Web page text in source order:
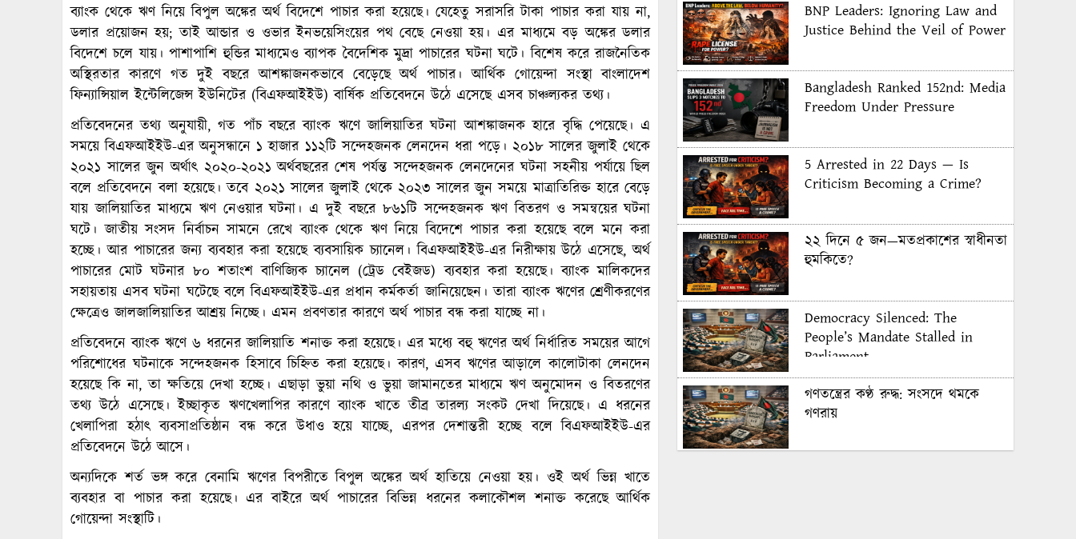
ব্যাংক থেকে ঋণ নিয়ে বিপুল অঙ্কের অর্থ বিদেশে পাচার করা হয়েছে। যেহেতু সরাসরি টাকা পাচার করা যায় না,
ডলার প্রয়োজন হয়; তাই আন্ডার ও ওভার ইনভয়েসিংয়ের পথ বেছে নেওয়া হয়। এর মাধ্যমে বড় অঙ্কের ডলার
বিদেশে চলে যায়। পাশাপাশি হুন্ডির মাধ্যমেও ব্যাপক বৈদেশিক মুদ্রা পাচারের ঘটনা ঘটে। বিশেষ করে রাজনৈতিক
অস্থিরতার কারণে গত দুই বছরে আশঙ্কাজনকভাবে বেড়েছে অর্থ পাচার। আর্থিক গোয়েন্দা সংস্থা বাংলাদেশ
ফিন্যান্সিয়াল ইন্টেলিজেন্স ইউনিটের (বিএফআইইউ) বার্ষিক প্রতিবেদনে উঠে এসেছে এসব চাঞ্চল্যকর তথ্য।
প্রতিবেদনের তথ্য অনুযায়ী, গত পাঁচ বছরে ব্যাংক ঋণে জালিয়াতির ঘটনা আশঙ্কাজনক হারে বৃদ্ধি পেয়েছে। এ
সময়ে বিএফআইইউ-এর অনুসন্ধানে ১ হাজার ১১২টি সন্দেহজনক লেনদেন ধরা পড়ে। ২০১৮ সালের জুলাই থেকে
২০২১ সালের জুন অর্থাৎ ২০২০-২০২১ অর্থবছরের শেষ পর্যন্ত সন্দেহজনক লেনদেনের ঘটনা সহনীয় পর্যায়ে ছিল
বলে প্রতিবেদনে বলা হয়েছে। তবে ২০২১ সালের জুলাই থেকে ২০২৩ সালের জুন সময়ে মাত্রাতিরিক্ত হারে বেড়ে
যায় জালিয়াতির মাধ্যমে ঋণ নেওয়ার ঘটনা। এ দুই বছরে ৮৬১টি সন্দেহজনক ঋণ বিতরণ ও সমন্বয়ের ঘটনা
ঘটে। জাতীয় সংসদ নির্বাচন সামনে রেখে ব্যাংক থেকে ঋণ নিয়ে বিদেশে পাচার করা হয়েছে বলে মনে করা
হচ্ছে। আর পাচারের জন্য ব্যবহার করা হয়েছে ব্যবসায়িক চ্যানেল। বিএফআইইউ-এর নিরীক্ষায় উঠে এসেছে, অর্থ
পাচারের মোট ঘটনার ৮০ শতাংশ বাণিজ্যিক চ্যানেল (ট্রেড বেইজড) ব্যবহার করা হয়েছে। ব্যাংক মালিকদের
সহায়তায় এসব ঘটনা ঘটেছে বলে বিএফআইইউ-এর প্রধান কর্মকর্তা জানিয়েছেন। তারা ব্যাংক ঋণের শ্রেণীকরণের
ক্ষেত্রেও জালজালিয়াতির আশ্রয় নিচ্ছে। এমন প্রবণতার কারণে অর্থ পাচার বন্ধ করা যাচ্ছে না।
প্রতিবেদনে ব্যাংক ঋণে ৬ ধরনের জালিয়াতি শনাক্ত করা হয়েছে। এর মধ্যে বহু ঋণের অর্থ নির্ধারিত সময়ের আগে
পরিশোধের ঘটনাকে সন্দেহজনক হিসাবে চিহ্নিত করা হয়েছে। কারণ, এসব ঋণের আড়ালে কালোটাকা লেনদেন
হয়েছে কি না, তা ক্ষতিয়ে দেখা হচ্ছে। এছাড়া ভুয়া নথি ও ভুয়া জামানতের মাধ্যমে ঋণ অনুমোদন ও বিতরণের
তথ্য উঠে এসেছে। ইচ্ছাকৃত ঋণখেলাপির কারণে ব্যাংক খাতে তীব্র তারল্য সংকট দেখা দিয়েছে। এ ধরনের
খেলাপিরা হঠাৎ ব্যবসাপ্রতিষ্ঠান বন্ধ করে উধাও হয়ে যাচ্ছে, এরপর দেশান্তরী হচ্ছে বলে বিএফআইইউ-এর
প্রতিবেদনে উঠে আসে।
অন্যদিকে শর্ত ভঙ্গ করে বেনামি ঋণের বিপরীতে বিপুল অঙ্কের অর্থ হাতিয়ে নেওয়া হয়। ওই অর্থ ভিন্ন খাতে
ব্যবহার বা পাচার করা হয়েছে। এর বাইরে অর্থ পাচারের বিভিন্ন ধরনের কলাকৌশল শনাক্ত করেছে আর্থিক
গোয়েন্দা সংস্থাটি।
BNP Leaders: Ignoring Law and
Justice Behind the Veil of Power
Bangladesh Ranked 152nd: Media
Freedom Under Pressure
5 Arrested in 22 Days — Is
Criticism Becoming a Crime?
২২ দিনে ৫ জন—মতপ্রকাশের স্বাধীনতা
হুমকিতে?
Democracy Silenced: The
People’s Mandate Stalled in
Parliament
গণতন্ত্রের কণ্ঠ রুদ্ধ: সংসদে থমকে
গণরায়